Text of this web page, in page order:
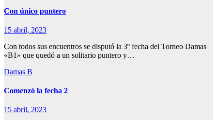
Con único puntero
15 abril, 2023
Con todos sus encuentros se disputó la 3º fecha del Torneo Damas
«B1» que quedó a un solitario puntero y…
Damas B
Comenzó la fecha 2
15 abril, 2023